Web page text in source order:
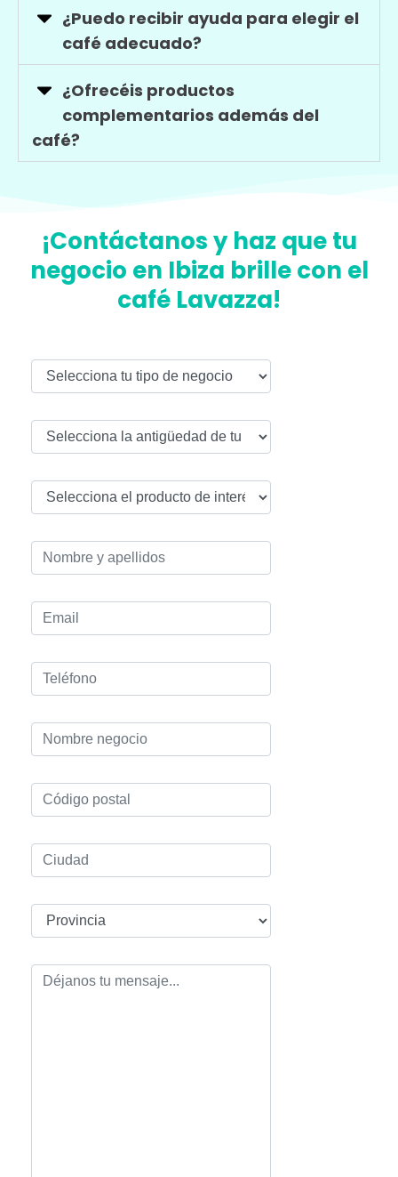
¿Puedo recibir ayuda para elegir el
café adecuado?
¿Ofrecéis productos
complementarios además del
café?
¡Contáctanos y haz que tu
negocio en Ibiza brille con el
café Lavazza!